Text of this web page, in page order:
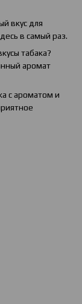
вкус для
в самый раз.
табака?
аромат
с ароматом и